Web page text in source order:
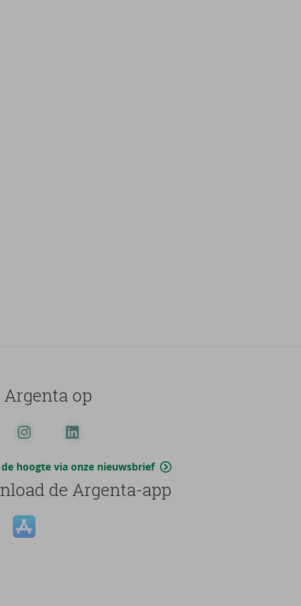
Argenta op
hoogte via onze nieuwsbrief
de Argenta-app